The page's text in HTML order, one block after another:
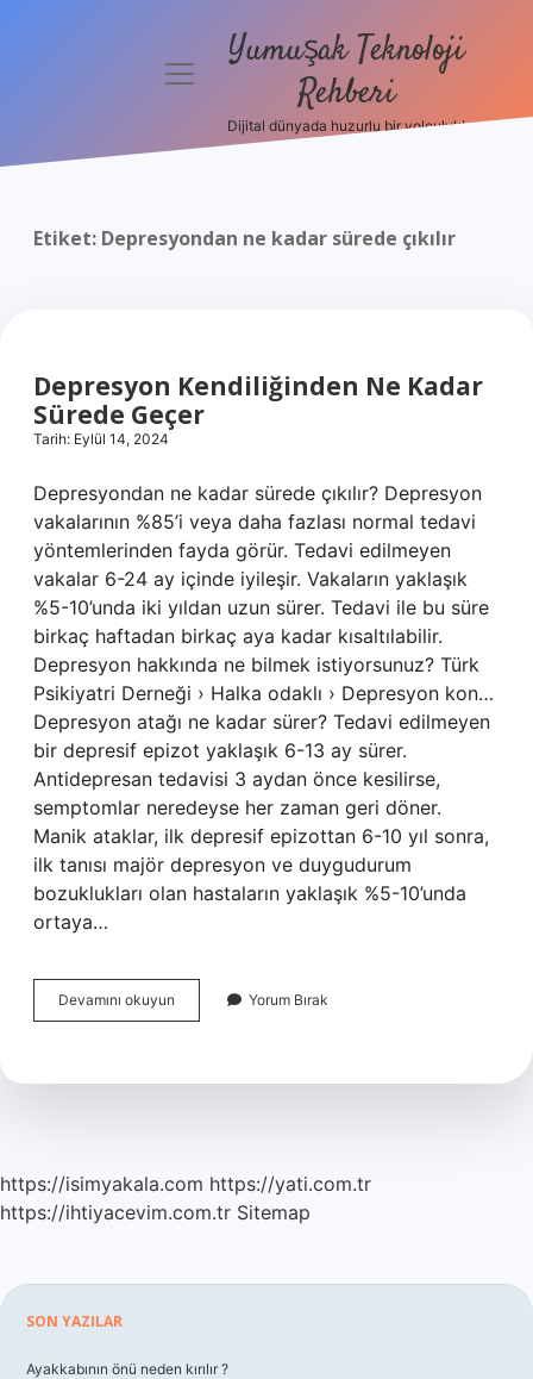
Politikası
menüyüYumuşak Teknoloji
Rehberi
Dijital dünyada huzurlu bir yolculuk!
Etiket: Depresyondan ne kadar sürede çıkılır
Depresyon Kendiliğinden Ne Kadar
Sürede Geçer
Tarih: Eylül 14, 2024
Depresyondan ne kadar sürede çıkılır? Depresyon
vakalarının %85’i veya daha fazlası normal tedavi
yöntemlerinden fayda görür. Tedavi edilmeyen
vakalar 6-24 ay içinde iyileşir. Vakaların yaklaşık
%5-10’unda iki yıldan uzun sürer. Tedavi ile bu süre
birkaç haftadan birkaç aya kadar kısaltılabilir.
Depresyon hakkında ne bilmek istiyorsunuz? Türk
Psikiyatri Derneği › Halka odaklı › Depresyon kon…
Depresyon atağı ne kadar sürer? Tedavi edilmeyen
bir depresif epizot yaklaşık 6-13 ay sürer.
Antidepresan tedavisi 3 aydan önce kesilirse,
semptomlar neredeyse her zaman geri döner.
Manik ataklar, ilk depresif epizottan 6-10 yıl sonra,
ilk tanısı majör depresyon ve duygudurum
bozuklukları olan hastaların yaklaşık %5-10’unda
ortaya…
Devamını okuyun Depresyon
Kendiliğinden
Sürede
Yorum Bırak
https://isimyakala.com https://yati.com.tr
https://ihtiyacevim.com.tr Sitemap
Sidebar
SON YAZILAR
Ayakkabının önü neden kırılır ?